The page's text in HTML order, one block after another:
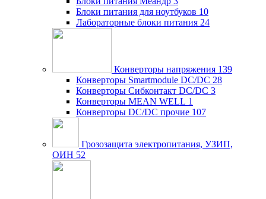
Блоки питания для ноутбуков 10
Лабораторные блоки питания 24
Конверторы напряжения 139
Конверторы Smartmodule DC/DC 28
Конверторы Сибконтакт DC/DC 3
Конверторы MEAN WELL 1
Конверторы DC/DC прочие 107
Грозозащита электропитания, УЗИП,
ОИН 52